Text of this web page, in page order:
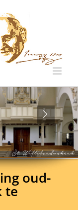
oud-
te